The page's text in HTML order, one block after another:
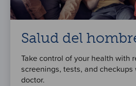
Salud del
Take control of your health with
screenings, tests, and checkups
doctor.